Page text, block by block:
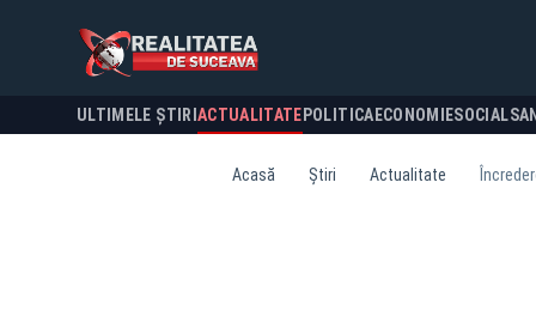
ULTIMELE ȘTIRI ACTUALITATE POLITICA ECONOMIESOCIAL
Acasă Știri Actualitate